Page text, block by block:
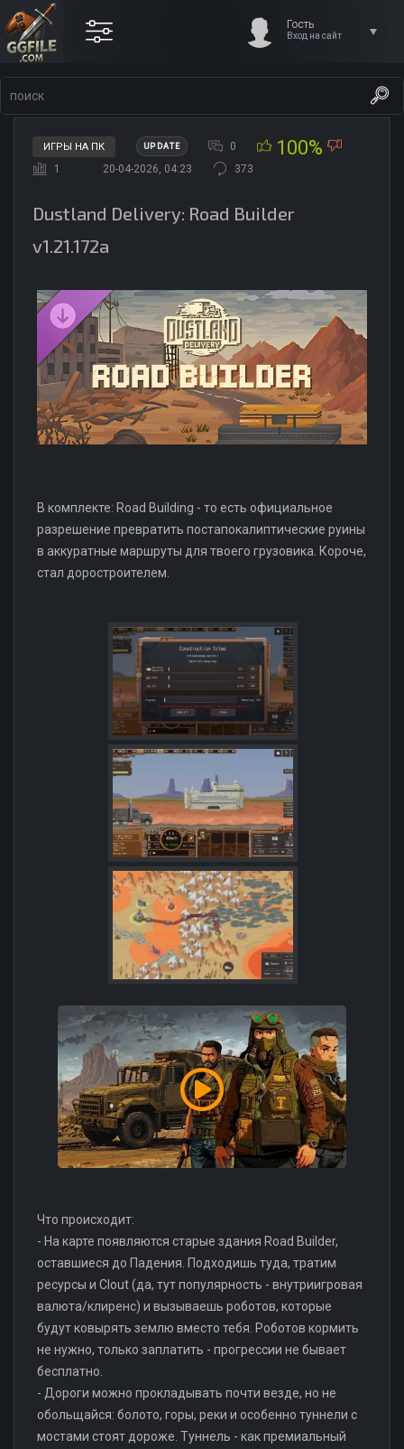
Гость
Вход на сайт
ИГРЫ НА ПК UPDATE 0 100%
1 20-04-2026, 04:23 373
Dustland Delivery: Road Builder
v1.21.172a
В комплекте: Road Building - то есть официальное
разрешение превратить постапокалиптические руины
в аккуратные маршруты для твоего грузовика. Короче,
стал доростроителем.
Что происходит:
- На карте появляются старые здания Road Builder,
оставшиеся до Падения. Подходишь туда, тратим
ресурсы и Clout (да, тут популярность - внутриигровая
валюта/клиренс) и вызываешь роботов, которые
будут ковырять землю вместо тебя. Роботов кормить
не нужно, только заплатить - прогрессии не бывает
бесплатно.
- Дороги можно прокладывать почти везде, но не
обольщайся: болото, горы, реки и особенно туннели с
мостами стоят дороже. Туннель - как премиальный